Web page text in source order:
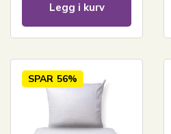
Legg i kurv
SPAR 56%